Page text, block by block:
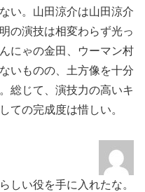
い。山田涼介は山田涼介
の演技は相変わらず光っ
にゃの金田、ウーマン村
いものの、土方像を十分
総じて、演技力の高いキ
ての完成度は惜しい。
しい役を手に入れたな。